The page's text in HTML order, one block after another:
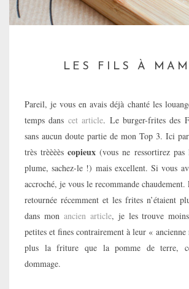
LES FILS À
Pareil, je vous en avais déjà chanté les
temps dans cet article. Le burger-frites des
sans aucun doute partie de mon Top 3. Ici
très trèèèèscopieux (vous ne ressortirez
plume, sachez-le !) mais excellent. Si vous
accroché, je vous le recommande chaudement.
retournée récemment et les frites n’étaient
dans mon ancien article, je les trouve
petites et fines contrairement à leur «
plus la friture que la pomme de terre,
dommage.